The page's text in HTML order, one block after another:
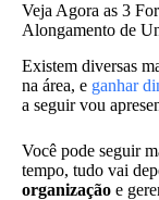
Veja Agora as 3
Alongamento de
Existem diversas
na área, e ganhar
a seguir vou
Você pode seguir
tempo, tudo vai
organização e